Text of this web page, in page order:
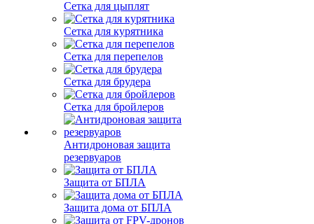
Сетка для цыплят
Сетка для курятника
Сетка для перепелов
Сетка для брудера
Сетка для бройлеров
Антидроновая защита
резервуаров
Защита от БПЛА
Защита дома от БПЛА